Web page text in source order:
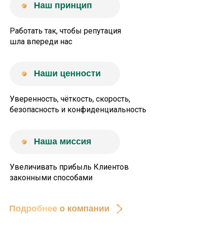
Увеличивать прибыль Клиентов
законными способами
Уверенность, чёткость, скорость,
безопасность и конфиденциальность
Работать так, чтобы репутация
шла впереди нас
Наши ценности
Наша миссия
Наш принцип
Подробнее о компании